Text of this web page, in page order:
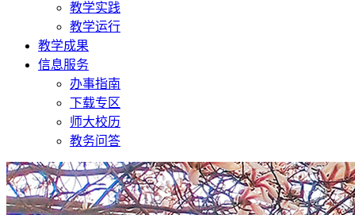
教学实践
教学运行
教学成果
信息服务
办事指南
下载专区
师大校历
教务问答